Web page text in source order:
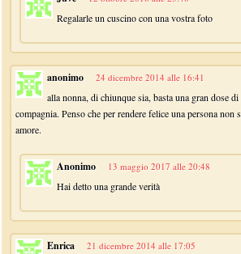
Regalarle un cuscino con una vostra foto
anonimo 24 dicembre 2014 alle 16:41
alla nonna, di chiunque sia, basta una gran dose
compagnia. Penso che per rendere felice una persona non
amore.
Anonimo 13 maggio 2017 alle 20:48
Hai detto una grande verità
Enrica 21 dicembre 2014 alle 17:05